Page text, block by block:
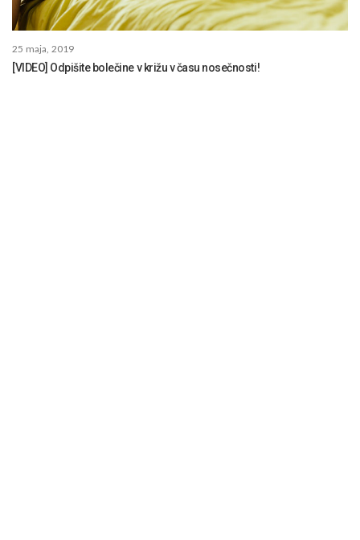
25 maja, 2019
[VIDEO] Odpišite bolečine v križu v času nosečnosti!